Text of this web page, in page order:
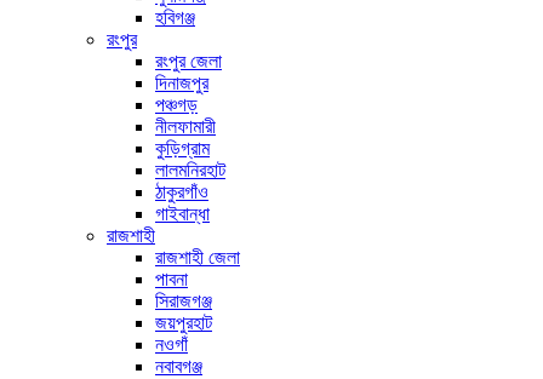
হবিগঞ্জ
রংপুর
রংপুর জেলা
দিনাজপুর
পঞ্চগড়
নীলফামারী
কুড়িগ্রাম
লালমনিরহাট
ঠাকুরগাঁও
গাইবান্ধা
রাজশাহী
রাজশাহী জেলা
পাবনা
সিরাজগঞ্জ
জয়পুরহাট
নওগাঁ
নবাবগঞ্জ